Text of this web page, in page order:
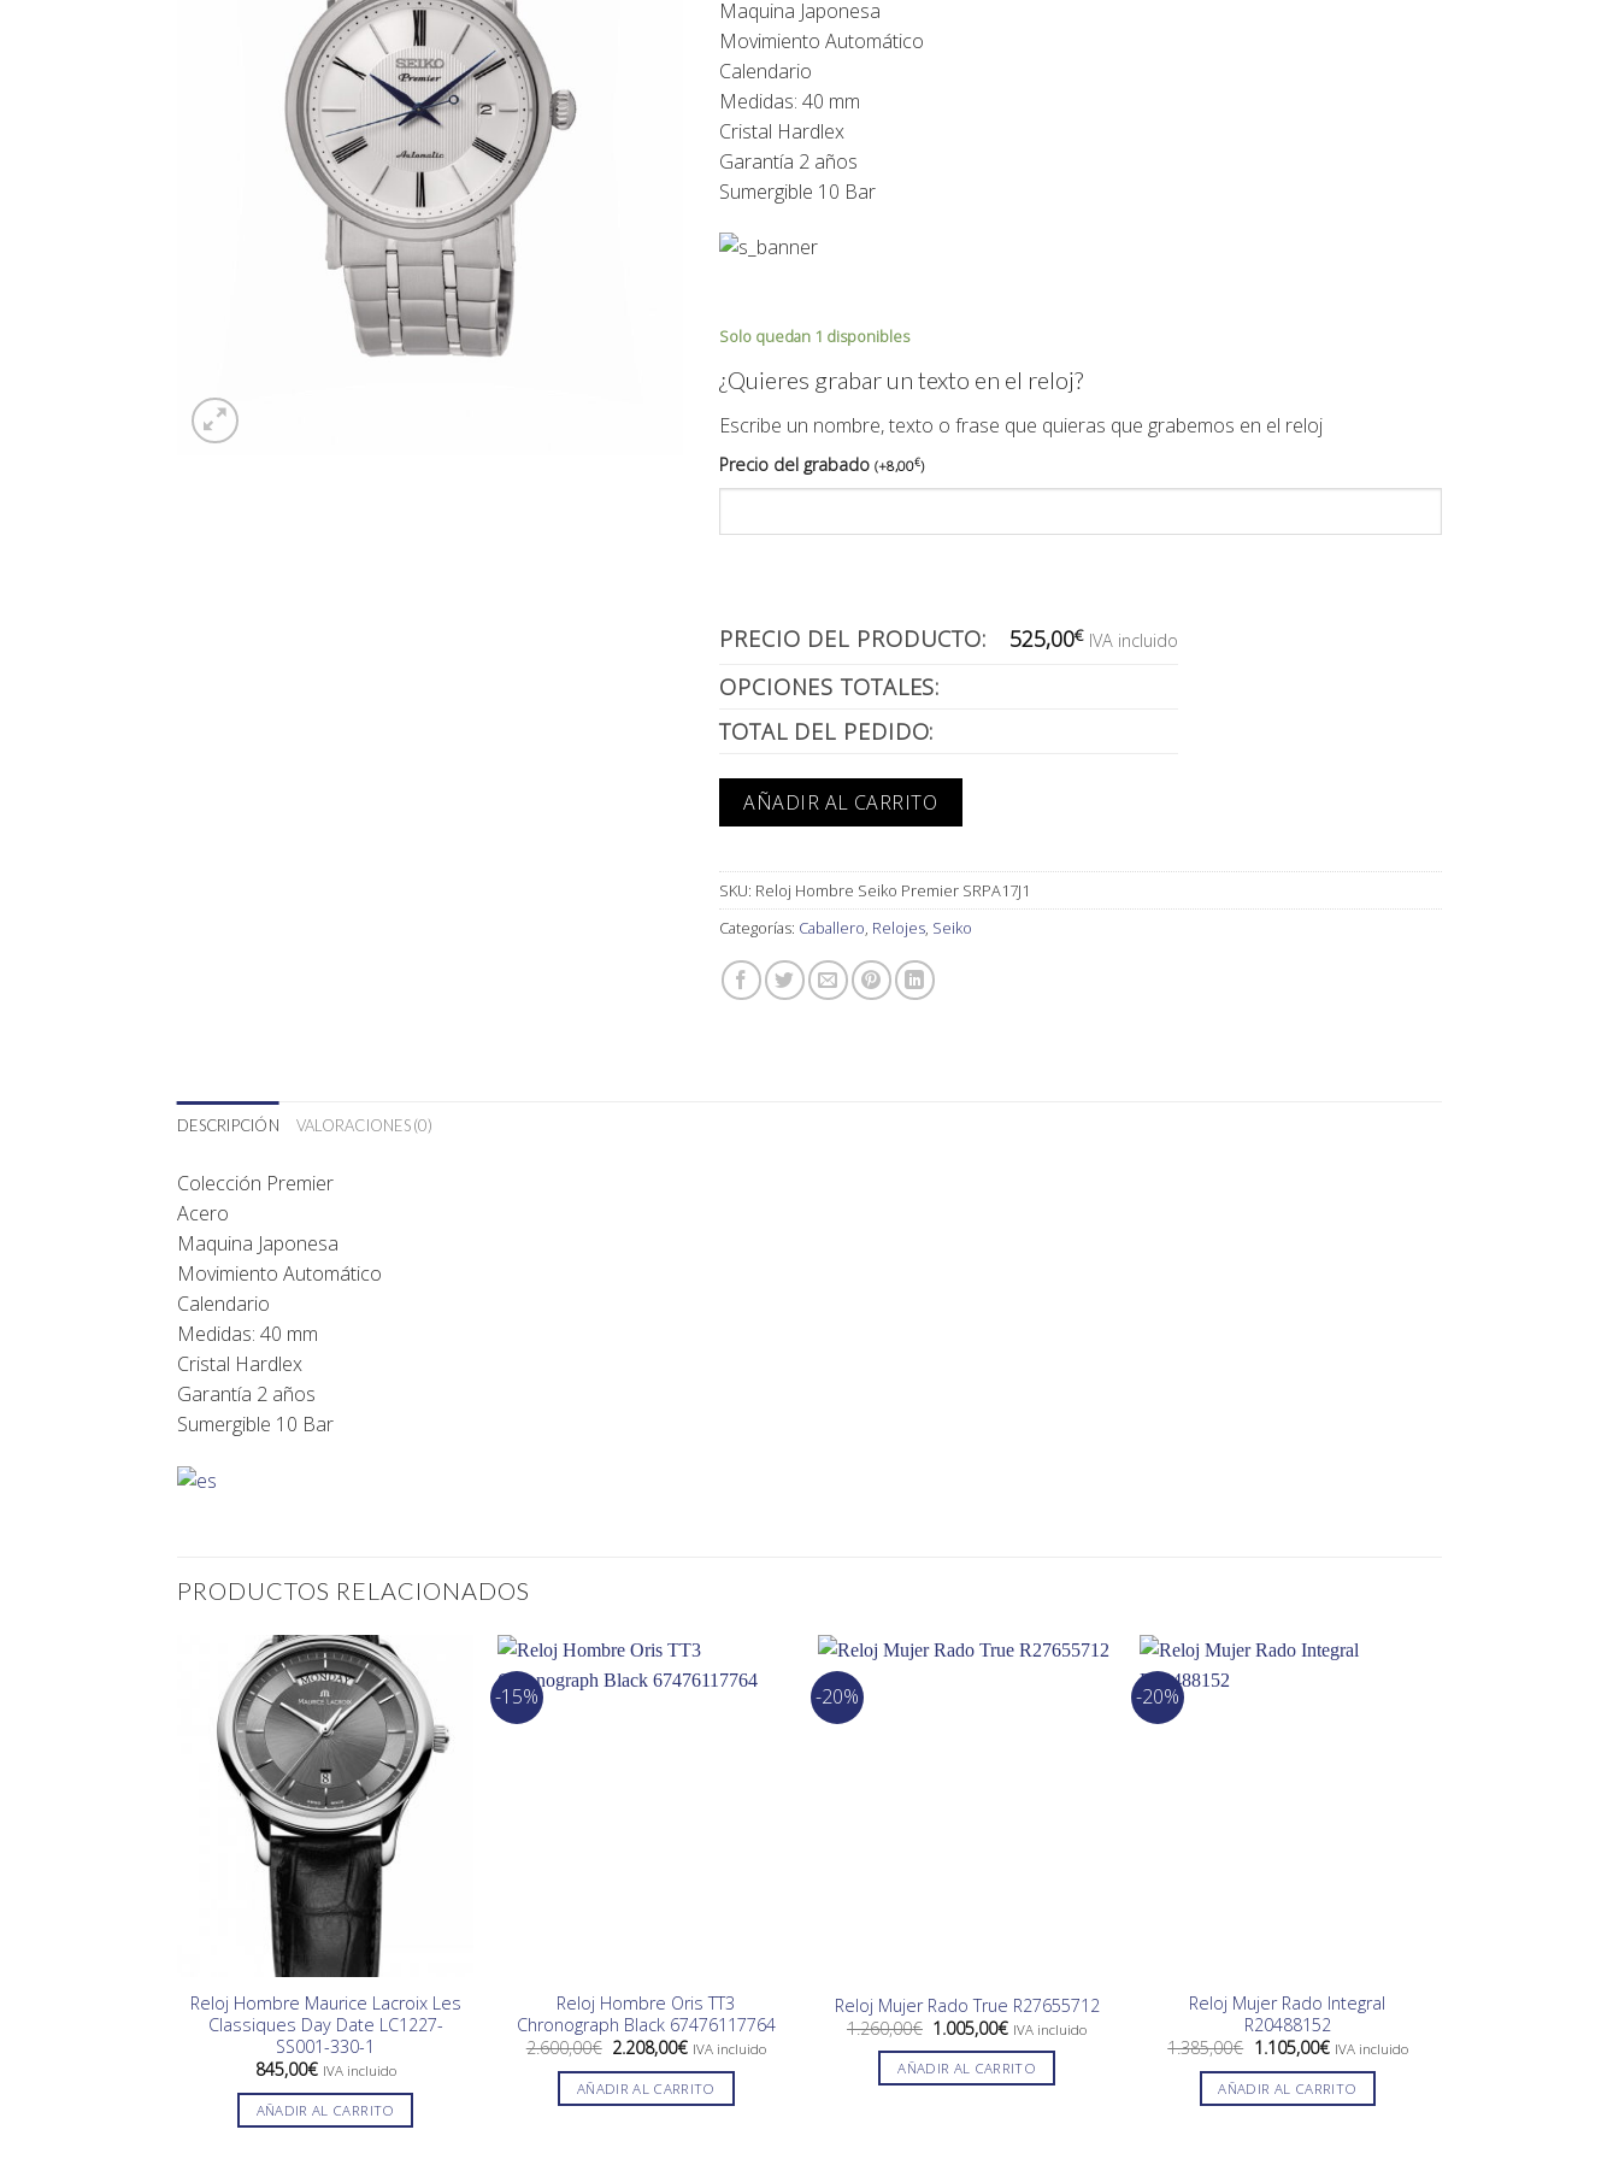
585,00€.
Maquina Japonesa
Movimiento Automático
Calendario
Medidas: 40 mm
Cristal Hardlex
Garantía 2 años
Sumergible 10 Bar
Solo quedan 1 disponibles
¿Quieres grabar un texto en el reloj?
Escribe un nombre, texto o frase que quieras que grabemos en el reloj
Precio del grabado (+8,00€)
PRECIO DEL PRODUCTO: 525,00€ IVA incluido
OPCIONES TOTALES:
TOTAL DEL PEDIDO:
AÑADIR AL CARRITO
SKU: Reloj Hombre Seiko Premier SRPA17J1
Categorías: Caballero, Relojes, Seiko
DESCRIPCIÓN VALORACIONES (0)
Colección Premier
Acero
Maquina Japonesa
Movimiento Automático
Calendario
Medidas: 40 mm
Cristal Hardlex
Garantía 2 años
Sumergible 10 Bar
PRODUCTOS RELACIONADOS
Reloj Hombre Maurice Lacroix Les
Classiques Day Date LC1227-
SS001-330-1
845,00€ IVA incluido
AÑADIR AL CARRITO
-15%
Reloj Hombre Oris TT3
Chronograph Black 67476117764
2.600,00€ El
precio
original
era:
2.208,00€El
actual
es:
IVA incluido
AÑADIR AL CARRITO
-20%
Reloj Mujer Rado True R27655712
1.260,00€ El
precio
original
era:
1.005,00€El
actual
es:
IVA incluido
AÑADIR AL CARRITO
-20%
Reloj Mujer Rado Integral
R20488152
1.385,00€ El
precio
original
era:
1.105,00€El
actual
es:
IVA incluido
AÑADIR AL CARRITO